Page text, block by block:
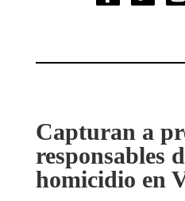
Capturan a
responsables
homicidio en